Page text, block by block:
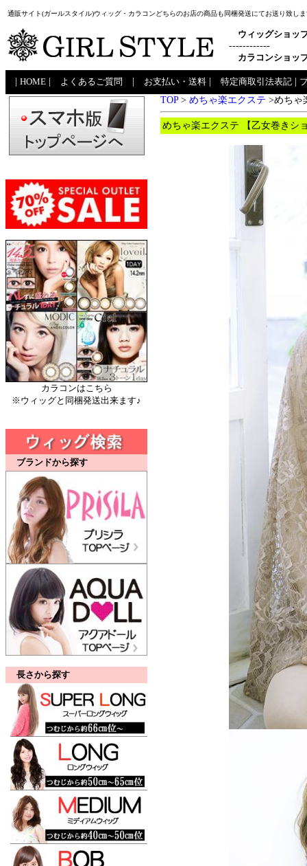
通販サイト(ガールスタイル)ウィッグ・カラコンどちらのお店の商品も同梱発送にてお送り致し
ウィッグショッ
------------
カラコンショッ
HOME よくあるご質問 お支払い・送料 特定商取引法表記
カラコンはこちら
※ウィッグと同梱発送出来ます♪
ブランドから探す
長さから探す
TOP> めちゃ楽エクステ >めちゃ
めちゃ楽エクステ 【乙女巻きシ